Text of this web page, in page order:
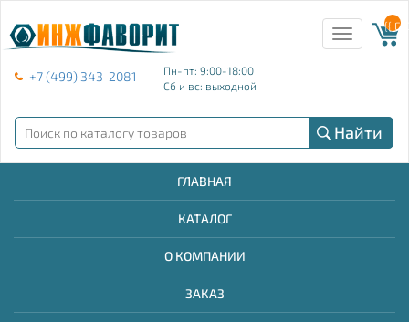
+7 (499) 343-2081
Пн-пт: 9:00-18:00
Сб и вс: выходной
Toggle
navigation
{{
Найти
ГЛАВНАЯ
КАТАЛОГ
О КОМПАНИИ
ЗАКАЗ